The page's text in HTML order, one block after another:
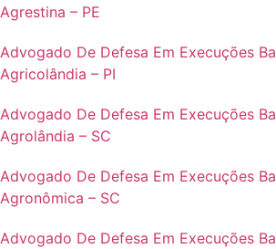
Agrestina – PE
Advogado De Defesa Em Execuções
Agricolândia – PI
Advogado De Defesa Em Execuções
Agrolândia – SC
Advogado De Defesa Em Execuções
Agronômica – SC
Advogado De Defesa Em Execuções